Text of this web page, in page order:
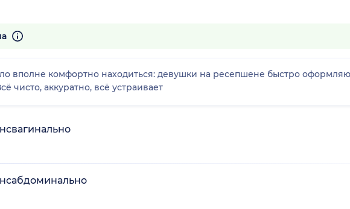
вполне комфортно находиться: девушки на ресепшене быстро
чисто, аккуратно, всё устраивает